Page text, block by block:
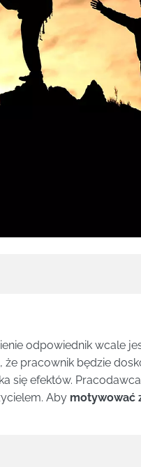
odpowiednik wcale
że pracownik będzie
się efektów.
Aby motywować